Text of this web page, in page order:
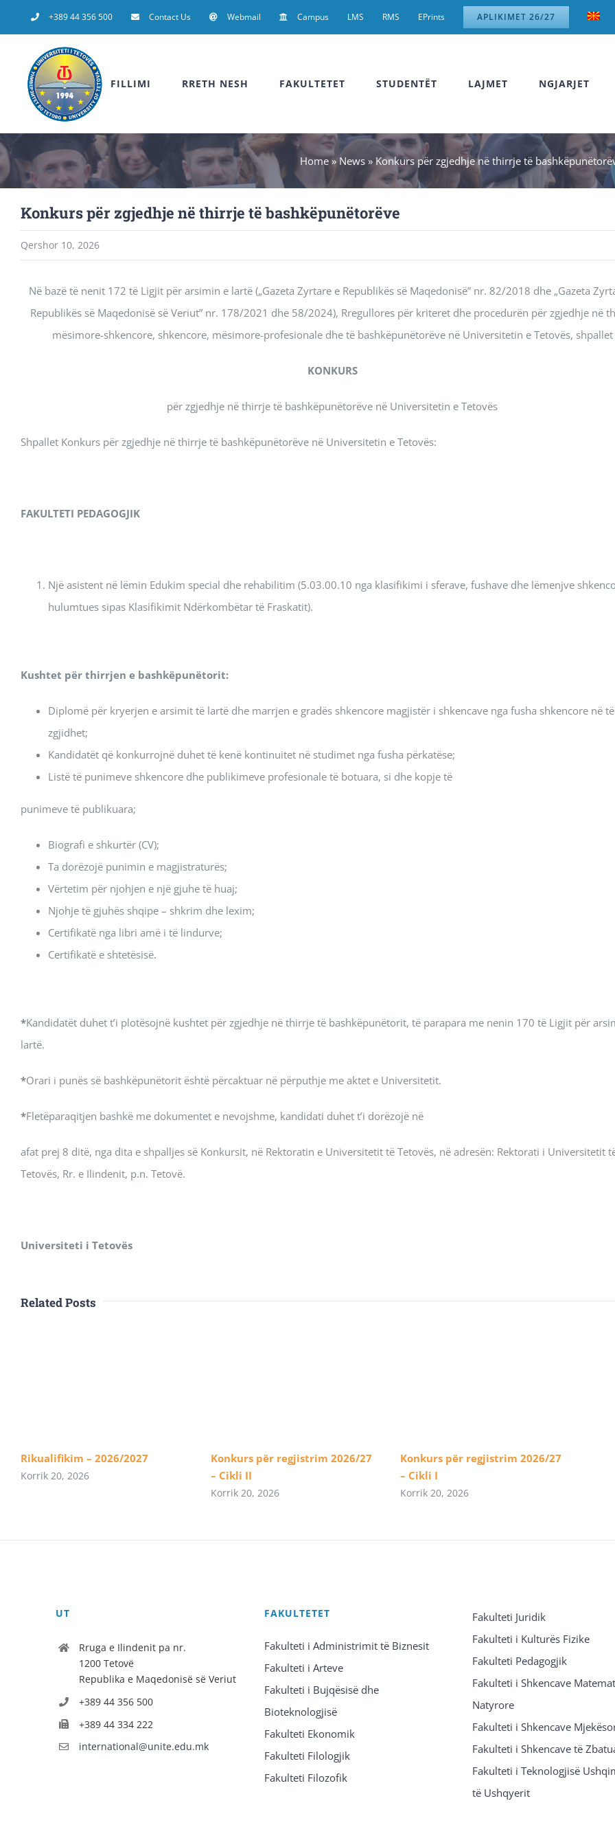
to
+389 44 356 500 Contact Us Webmail Campus LMS RMS EPrints APLIKIMET 26/27
FILLIMI RRETH NESH FAKULTETET STUDENTËT LAJMET NGJARJET
Home» News» Konkurs për zgjedhje në thirrje të
Konkurs për zgjedhje në thirrje të bashkëpunëtorëve
Qershor 10, 2026
Në bazë të nenit 172 të Ligjit për arsimin e lartë („Gazeta Zyrtare e Republikës së Maqedonisë” nr. 82/2018 dhe „Gazeta
Republikës së Maqedonisë së Veriut” nr. 178/2021 dhe 58/2024), Rregullores për kriteret dhe procedurën për zgjedhje në
mësimore-shkencore, shkencore, mësimore-profesionale dhe të bashkëpunëtorëve në Universitetin e Tetovës, shpallet
KONKURS
për zgjedhje në thirrje të bashkëpunëtorëve në Universitetin e Tetovës
Shpallet Konkurs për zgjedhje në thirrje të bashkëpunëtorëve në Universitetin e Tetovës:
FAKULTETI PEDAGOGJIK
Një asistent në lëmin Edukim special dhe rehabilitim (5.03.00.10 nga klasifikimi i sferave, fushave dhe lëmenjve
hulumtues sipas Klasifikimit Ndërkombëtar të Fraskatit).
Kushtet për thirrjen e bashkëpunëtorit:
Diplomë për kryerjen e arsimit të lartë dhe marrjen e gradës shkencore magjistër i shkencave nga fusha shkencore në
zgjidhet;
Kandidatët që konkurrojnë duhet të kenë kontinuitet në studimet nga fusha përkatëse;
Listë të punimeve shkencore dhe publikimeve profesionale të botuara, si dhe kopje të
punimeve të publikuara;
Biografi e shkurtër (CV);
Ta dorëzojë punimin e magjistraturës;
Vërtetim për njohjen e një gjuhe të huaj;
Njohje të gjuhës shqipe – shkrim dhe lexim;
Certifikatë nga libri amë i të lindurve;
Certifikatë e shtetësisë.
*Kandidatët duhet t’i plotësojnë kushtet për zgjedhje në thirrje të bashkëpunëtorit, të parapara me nenin 170 të Ligjit për
lartë.
*Orari i punës së bashkëpunëtorit është përcaktuar në përputhje me aktet e Universitetit.
*Fletëparaqitjen bashkë me dokumentet e nevojshme, kandidati duhet t’i dorëzojë në
afat prej 8 ditë, nga dita e shpalljes së Konkursit, në Rektoratin e Universitetit të Tetovës, në adresën: Rektorati i Universitetit
Tetovës, Rr. e Ilindenit, p.n. Tetovë.
Universiteti i Tetovës
Related Posts
Rikualifikim – 2026/2027
Korrik 20, 2026
Konkurs për regjistrim 2026/27
– Cikli II
Korrik 20, 2026
Konkurs për regjistrim 2026/27
– Cikli I
Korrik 20, 2026
UT
Rruga e Ilindenit pa nr.
1200 Tetovë
Republika e Maqedonisë së Veriut
+389 44 356 500
+389 44 334 222
international@unite.edu.mk
FAKULTETET
Fakulteti i Administrimit të Biznesit
Fakulteti i Arteve
Fakulteti i Bujqësisë dhe
Bioteknologjisë
Fakulteti Ekonomik
Fakulteti Filologjik
Fakulteti Filozofik
Fakulteti Juridik
Fakulteti i Kulturës Fizike
Fakulteti Pedagogjik
Fakulteti i Shkencave
Natyrore
Fakulteti i Shkencave
Fakulteti i Shkencave të
Fakulteti i Teknologjisë
të Ushqyerit